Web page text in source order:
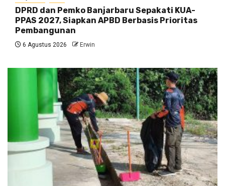
DPRD dan Pemko Banjarbaru Sepakati KUA-
PPAS 2027, Siapkan APBD Berbasis Prioritas
Pembangunan
6 Agustus 2026 Erwin